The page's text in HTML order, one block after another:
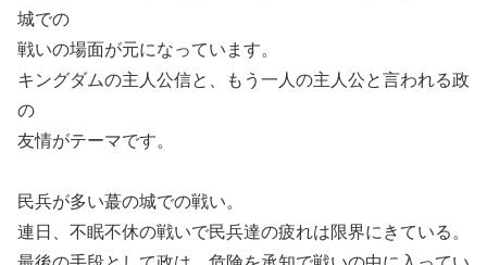
城での
戦いの場面が元になっています。
キングダムの主人公信と、もう一人の主人公と言われる政
の
友情がテーマです。
民兵が多い蕞の城での戦い。
連日、不眠不休の戦いで民兵達の疲れは限界にきている。